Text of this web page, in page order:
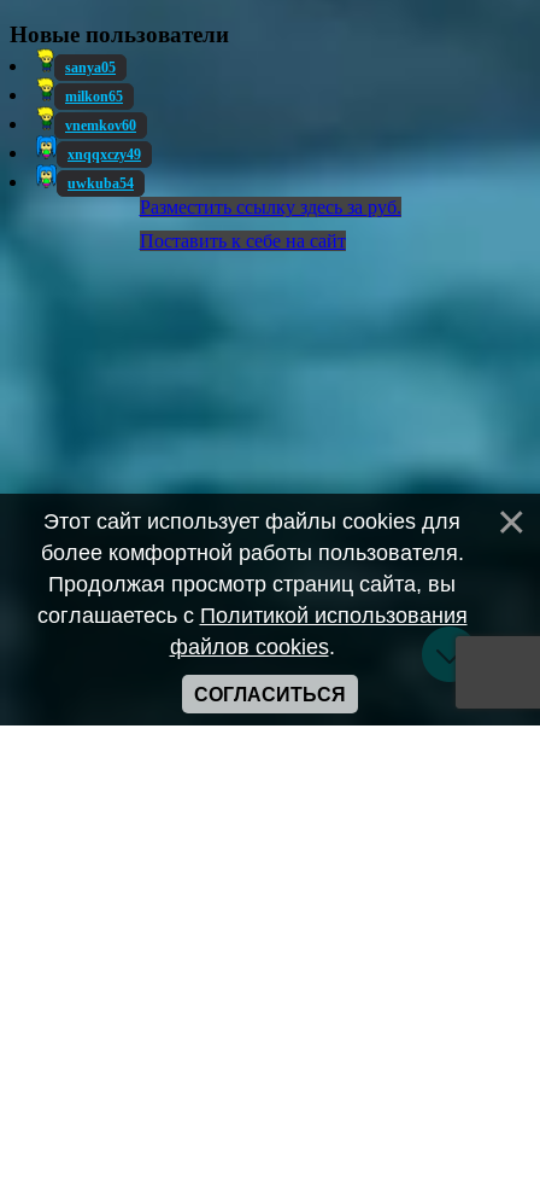
Новые пользователи
sanya05
milkon65
vnemkov60
xnqqxczy49
uwkuba54
Разместить ссылку здесь за руб.
Поставить к себе на сайт
Этот сайт использует файлы cookies для
более комфортной работы пользователя.
Продолжая просмотр страниц сайта, вы
соглашаетесь с Политикой использования
файлов cookies.
СОГЛАСИТЬСЯ